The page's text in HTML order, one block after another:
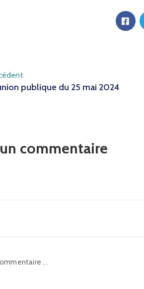
publique du 25 mai 2024
commentaire